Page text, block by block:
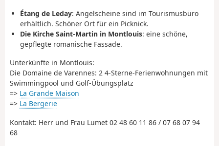
Étang de Leday: Angelscheine sind im Tourismusbüro
erhältlich. Schöner Ort für ein Picknick.
Die Kirche Saint-Martin in Montlouis: eine schöne,
gepflegte romanische Fassade.
Unterkünfte in Montlouis:
Die Domaine de Varennes: 2 4-Sterne-Ferienwohnungen mit
Swimmingpool und Golf-Übungsplatz
=> La Grande Maison
=> La Bergerie
Kontakt: Herr und Frau Lumet 02 48 60 11 86 / 07 68 07 94
68